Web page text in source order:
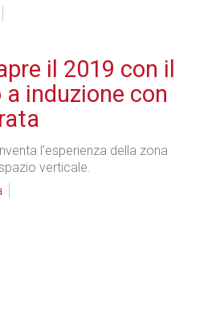
il 2019 con il
induzione con
l’esperienza della zona
verticale.